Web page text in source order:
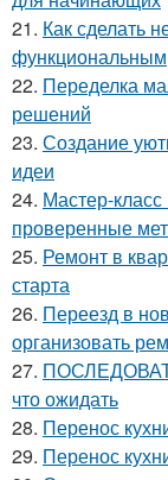
21. Как сделать
функциональным
22. Переделка
решений
23. Создание
идеи
24. Мастер-
проверенные
25. Ремонт в
старта
26. Переезд в
организовать
27.
что ожидать
28. Перенос
29. Перенос